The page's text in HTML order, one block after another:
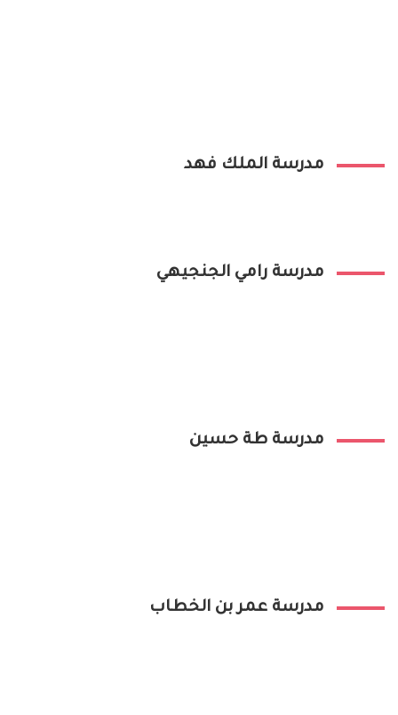
مدرسة الملك فهد
مدرسة رامي الجنجيهي
مدرسة طة حسين
مدرسة عمر بن الخطاب